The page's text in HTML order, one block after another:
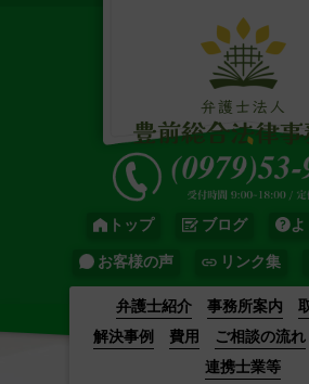
トップ ブログ
お客様の声 リンク集
弁護士紹介 事務所案内
解決事例
費用 ご相談の流れ
連携士業等